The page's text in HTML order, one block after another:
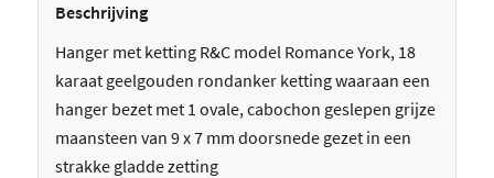
Beschrijving
Hanger met ketting R&C model Romance York, 18
karaat geelgouden rondanker ketting waaraan een
hanger bezet met 1 ovale, cabochon geslepen grijze
maansteen van 9 x 7 mm doorsnede gezet in een
strakke gladde zetting